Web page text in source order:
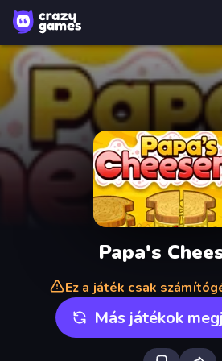
Papa's
Ez a játék csak
Más játékok